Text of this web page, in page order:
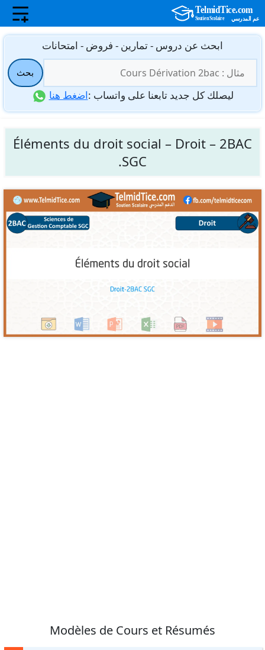
انتقل
المحتوى
ابحث عن دروس - تمارين - فروض - امتحانات
عن:
بحث
ليصلك كل جديد تابعنا على واتساب :اضغط هنا
Éléments du droit social – Droit – 2BAC
SGC.
Modèles de Cours et Résumés